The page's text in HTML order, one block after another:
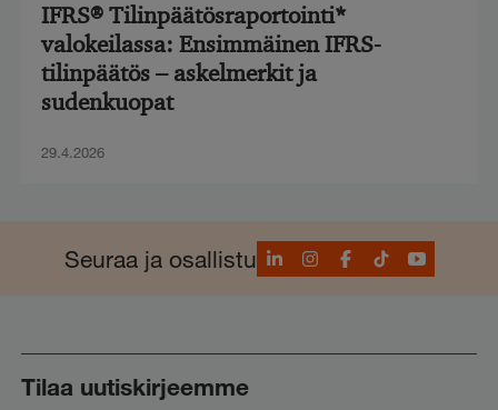
IFRS® Tilinpäätösraportointi*
valokeilassa: Ensimmäinen IFRS-
tilinpäätös – askelmerkit ja
sudenkuopat
29.4.2026
Seuraa ja osallistuLinkedInInstagram
Facebook
TikTokYouTube
Tilaa uutiskirjeemme